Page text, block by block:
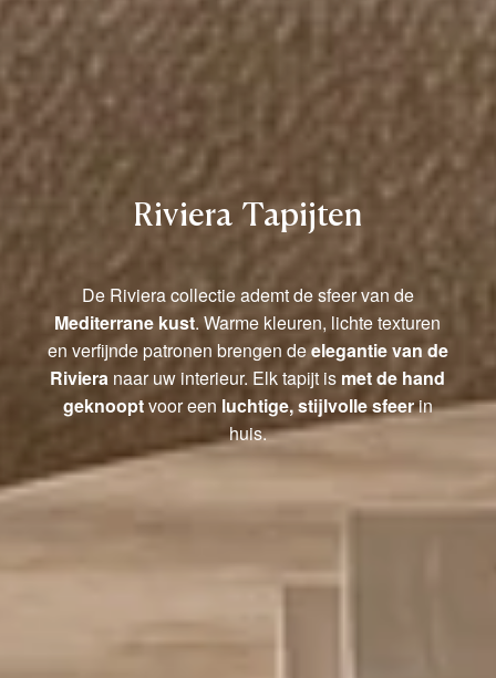
Riviera Tapijten
De Riviera collectie ademt de sfeer van de
Mediterrane kust. Warme kleuren, lichte texturen
en verfijnde patronen brengen deelegantie van de
Riviera naar uw interieur. Elk tapijt is met de hand
geknooptvoor een luchtige, stijlvolle sfeerin
huis.